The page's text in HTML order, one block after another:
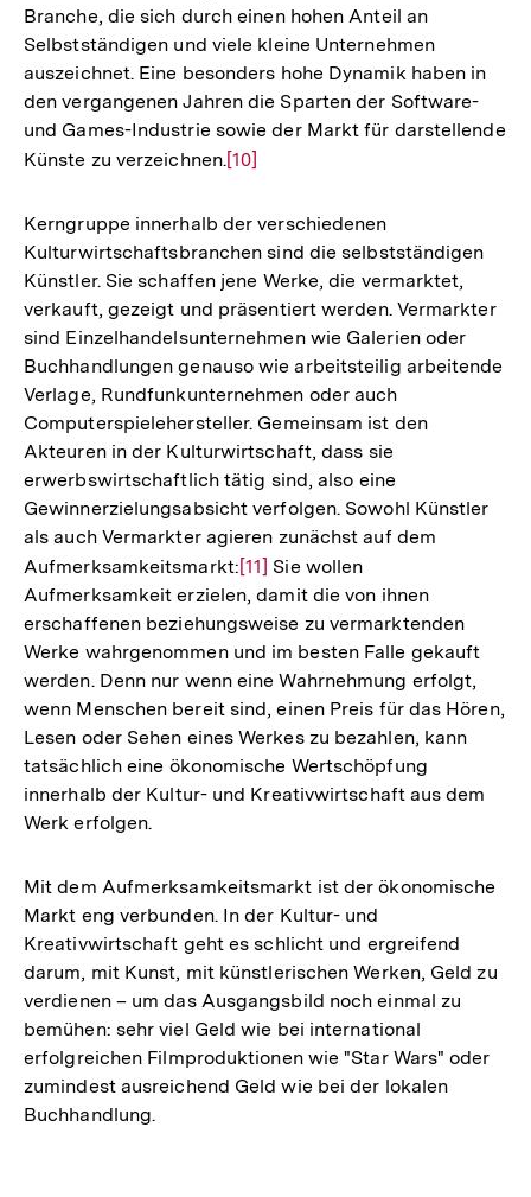
Branche, die sich durch einen hohen Anteil an
Selbstständigen und viele kleine Unternehmen
auszeichnet. Eine besonders hohe Dynamik haben in
den vergangenen Jahren die Sparten der Software-
und Games-Industrie sowie der Markt für darstellende
Künste zu verzeichnen.Zur
der
Fußnote
[10]
Kerngruppe innerhalb der verschiedenen
Kulturwirtschaftsbranchen sind die selbstständigen
Künstler. Sie schaffen jene Werke, die vermarktet,
verkauft, gezeigt und präsentiert werden. Vermarkter
sind Einzelhandelsunternehmen wie Galerien oder
Buchhandlungen genauso wie arbeitsteilig arbeitende
Verlage, Rundfunkunternehmen oder auch
Computerspielehersteller. Gemeinsam ist den
Akteuren in der Kulturwirtschaft, dass sie
erwerbswirtschaftlich tätig sind, also eine
Gewinnerzielungsabsicht verfolgen. Sowohl Künstler
als auch Vermarkter agieren zunächst auf dem
Aufmerksamkeitsmarkt:Zur
Auflösung
der
Fußnote
[11] Sie wollen
Aufmerksamkeit erzielen, damit die von ihnen
erschaffenen beziehungsweise zu vermarktenden
Werke wahrgenommen und im besten Falle gekauft
werden. Denn nur wenn eine Wahrnehmung erfolgt,
wenn Menschen bereit sind, einen Preis für das Hören,
Lesen oder Sehen eines Werkes zu bezahlen, kann
tatsächlich eine ökonomische Wertschöpfung
innerhalb der Kultur- und Kreativwirtschaft aus dem
Werk erfolgen.
Mit dem Aufmerksamkeitsmarkt ist der ökonomische
Markt eng verbunden. In der Kultur- und
Kreativwirtschaft geht es schlicht und ergreifend
darum, mit Kunst, mit künstlerischen Werken, Geld zu
verdienen – um das Ausgangsbild noch einmal zu
bemühen: sehr viel Geld wie bei international
erfolgreichen Filmproduktionen wie "Star Wars" oder
zumindest ausreichend Geld wie bei der lokalen
Buchhandlung.